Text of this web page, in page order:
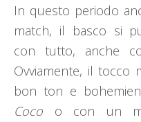
In questo periodo
match, il basco si
con tutto, anche
Ovviamente, il tocco
bon ton e
Coco
o con un